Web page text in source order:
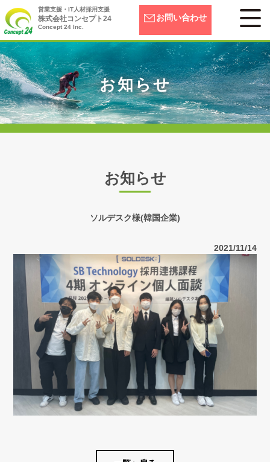
営業支援・IT人材採用支援
株式会社コンセプト24
Concept 24 Inc.
お問い合わせ
お知らせ
お知らせ
ソルデスク様(韓国企業)
2021/11/14